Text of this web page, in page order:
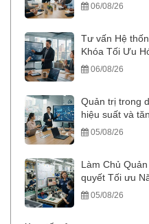
06/08/26
Tư vấn Hệ
Khóa Tối Ưu
06/08/26
Quản trị trong
hiệu suất và
05/08/26
Làm Chủ
quyết Tối ưu
05/08/26